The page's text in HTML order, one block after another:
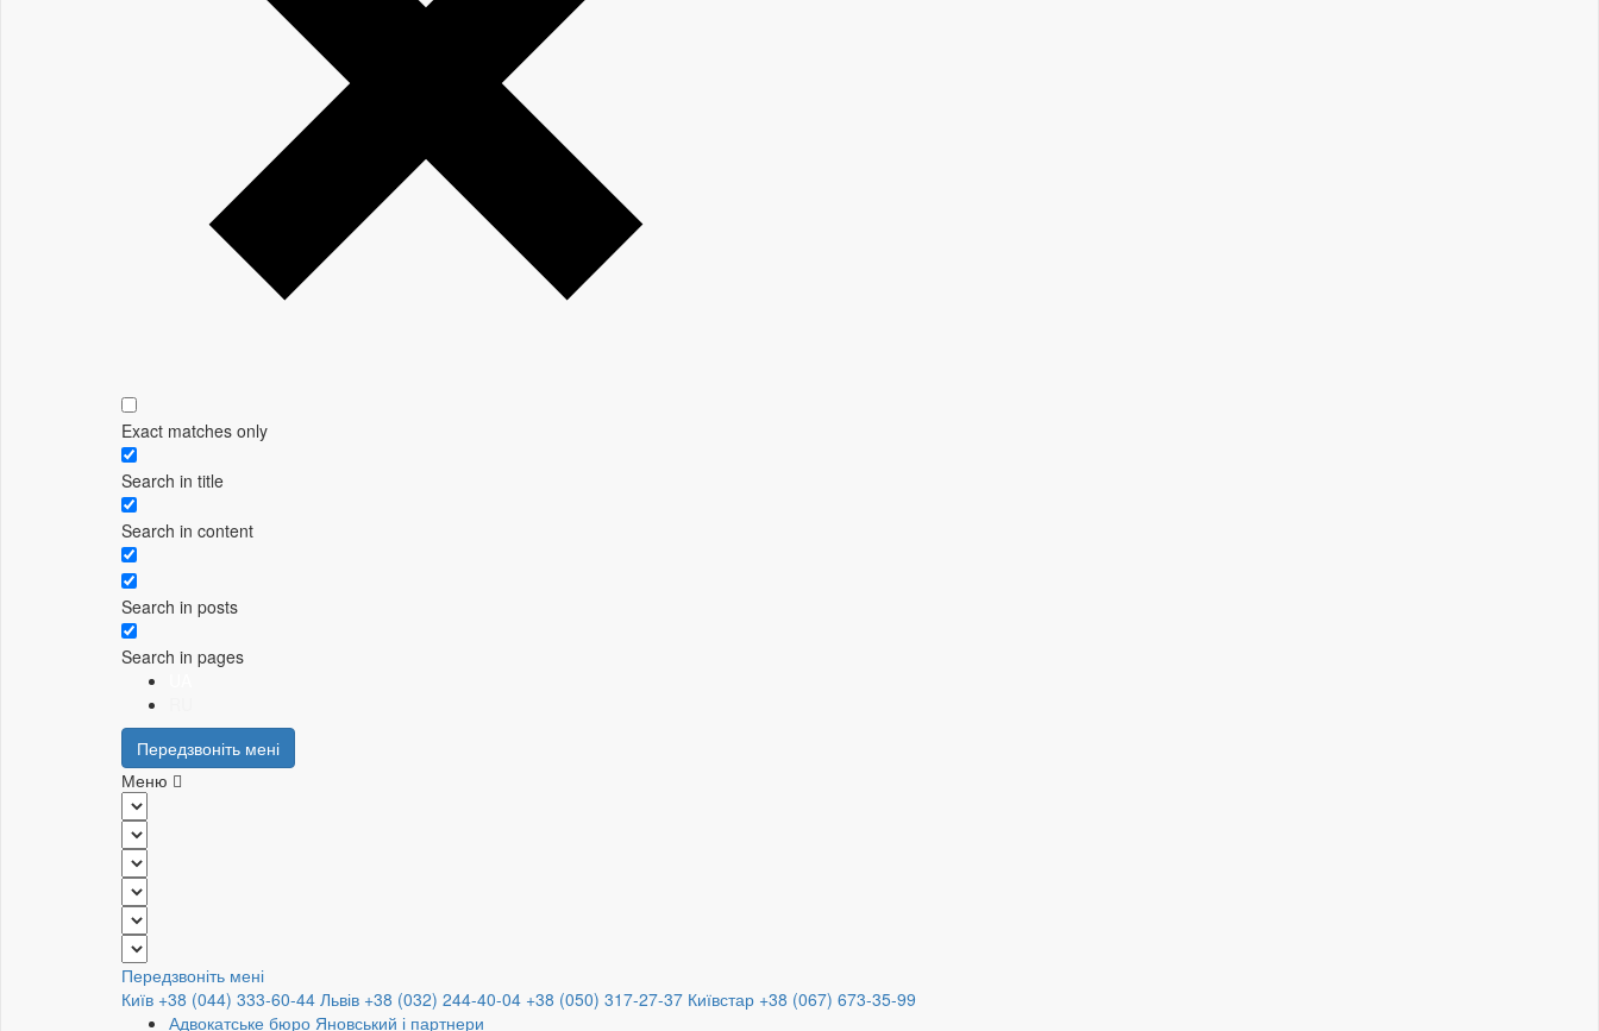
Exact matches only
Search in title
Search in content
Search in posts
Search in pages
Передзвоніть мені
Меню
Передзвоніть мені
Київ +38 (044) 333-60-44 Львів +38 (032) 244-40-04 +38 (050) 317-27-37 Київстар +38 (067) 673-35-99
Адвокатське бюро Яновський і партнери